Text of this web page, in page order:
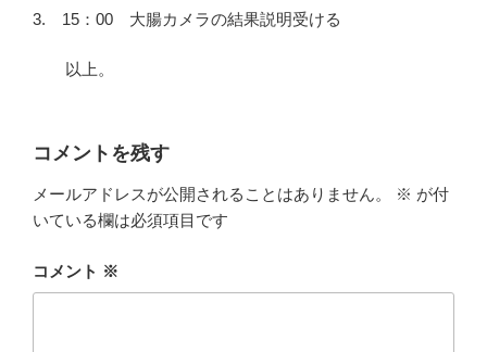
3. 15：00 大腸カメラの結果説明受ける
以上。
コメントを残す
メールアドレスが公開されることはありません。 ※ が付
いている欄は必須項目です
コメント ※